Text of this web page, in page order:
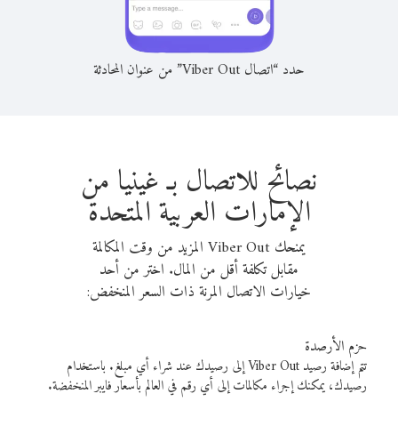
حدد “اتصال Viber Out” من عنوان المحادثة
نصائح للاتصال بـ غينيا من
الإمارات العربية المتحدة
يمنحك Viber Out المزيد من وقت المكالمة
مقابل تكلفة أقل من المال. اختر من أحد
خيارات الاتصال المرنة ذات السعر المنخفض:
حزم الأرصدة
تتم إضافة رصيد Viber Out إلى رصيدك عند شراء أي مبلغ. باستخدام
رصيدك، يمكنك إجراء مكالمات إلى أي رقم في العالم بأسعار فايبر المنخفضة.